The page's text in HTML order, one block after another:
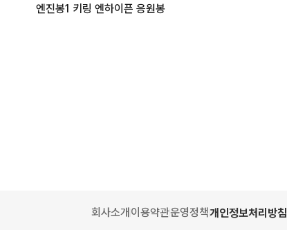
엔진봉1 키링 엔하이픈 응원봉
회사소개이용약관운영정책개인정보처리방침